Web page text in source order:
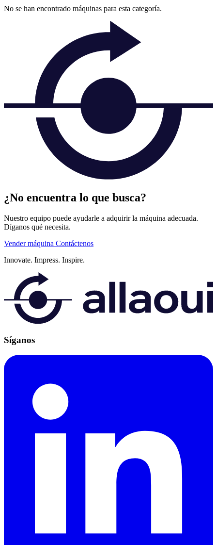
No se han encontrado máquinas para esta categoría.
¿No encuentra lo que busca?
Nuestro equipo puede ayudarle a adquirir la máquina adecuada.
Díganos qué necesita.
Vender máquina Contáctenos
Innovate. Impress. Inspire.
Síganos